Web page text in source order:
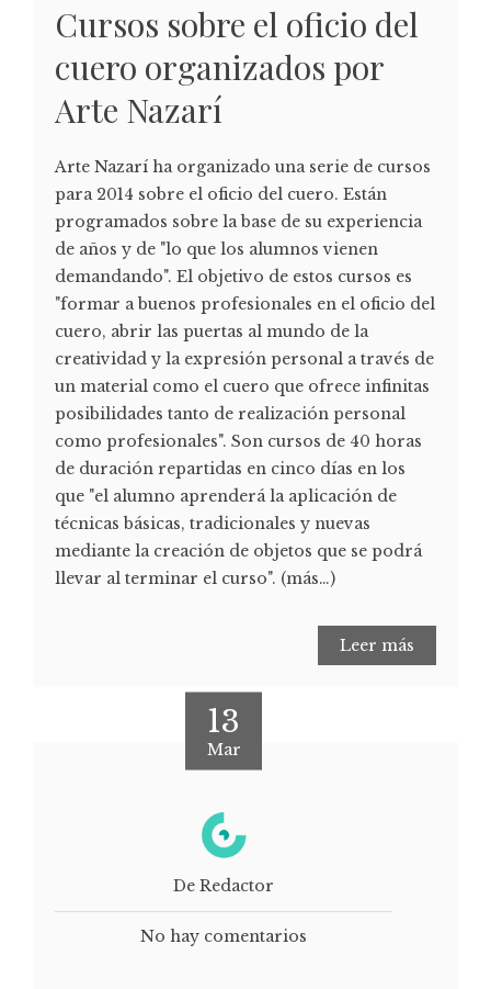
Cursos sobre el oficio del
cuero organizados por
Arte Nazarí
Arte Nazarí ha organizado una serie de cursos
para 2014 sobre el oficio del cuero. Están
programados sobre la base de su experiencia
de años y de "lo que los alumnos vienen
demandando". El objetivo de estos cursos es
"formar a buenos profesionales en el oficio del
cuero, abrir las puertas al mundo de la
creatividad y la expresión personal a través de
un material como el cuero que ofrece infinitas
posibilidades tanto de realización personal
como profesionales". Son cursos de 40 horas
de duración repartidas en cinco días en los
que "el alumno aprenderá la aplicación de
técnicas básicas, tradicionales y nuevas
mediante la creación de objetos que se podrá
llevar al terminar el curso". (más…)
Leer más
13
Mar
De Redactor
No hay comentarios